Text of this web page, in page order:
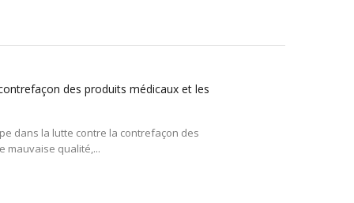
des produits médicaux et les
dans la lutte contre la contrefaçon des
mauvaise qualité,...